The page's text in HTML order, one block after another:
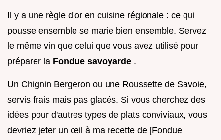
Il y a une règle d'or en cuisine régionale : ce qui
pousse ensemble se marie bien ensemble. Servez
le même vin que celui que vous avez utilisé pour
préparer la Fondue savoyarde .
Un Chignin Bergeron ou une Roussette de Savoie,
servis frais mais pas glacés. Si vous cherchez des
idées pour d'autres types de plats conviviaux, vous
devriez jeter un œil à ma recette de [Fondue